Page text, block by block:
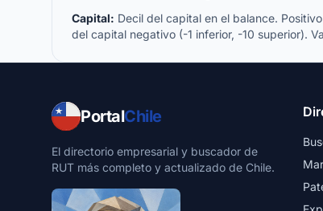
Capital: Decil del capital en el balance.
del capital negativo (-1 inferior, -10 superior).
PortalChile
El directorio empresarial y buscador de
RUT más completo y actualizado de Chile.